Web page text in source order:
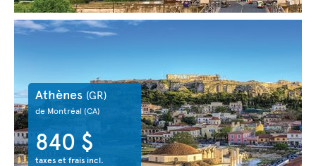
Athènes (GR)
de Montréal(CA)
840 $
taxes et frais incl.